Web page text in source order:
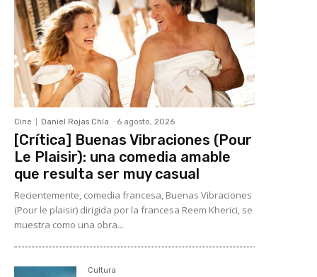
Cine Daniel Rojas Chía - 6 agosto, 2026
[Crítica] Buenas Vibraciones (Pour
Le Plaisir): una comedia amable
que resulta ser muy casual
Recientemente, comedia francesa, Buenas Vibraciones
(Pour le plaisir) dirigida por la francesa Reem Kherici, se
muestra como una obra...
Cultura